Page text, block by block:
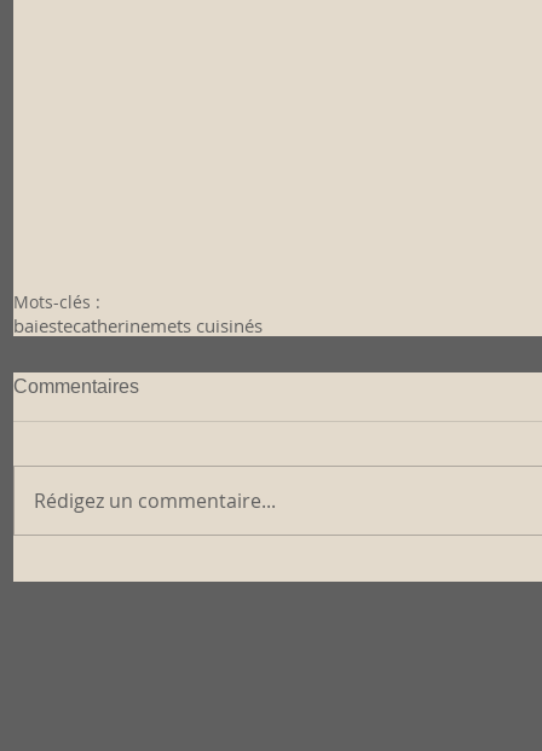
Mots-clés :
baiestecatherinemets cuisinés
Commentaires
Rédigez un commentaire...